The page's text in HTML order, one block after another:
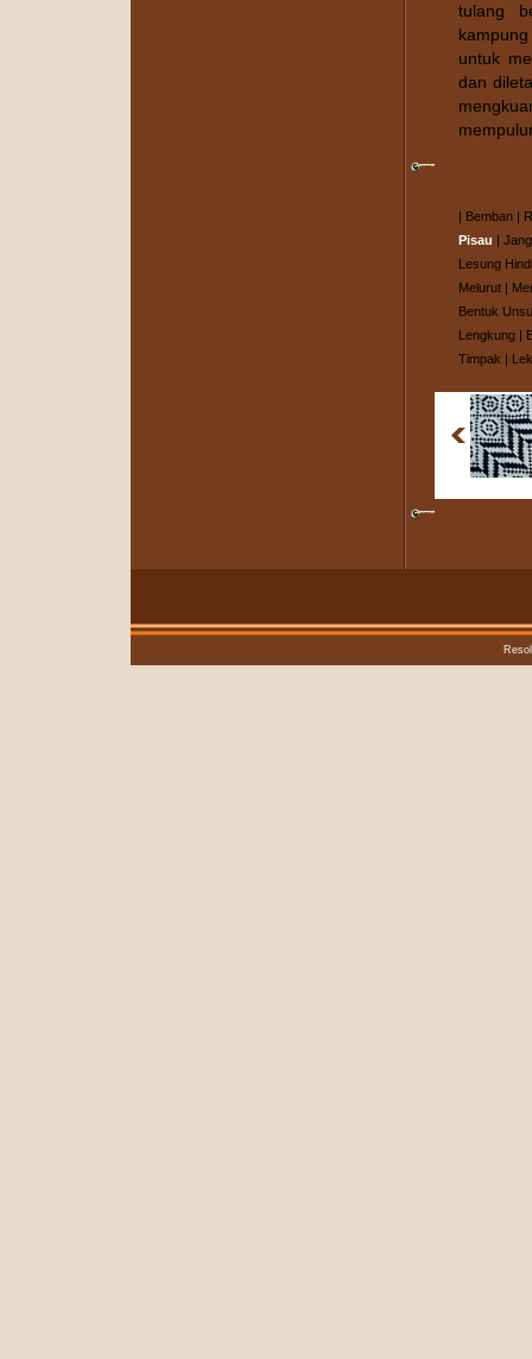
tulang
untuk
dan
| Bemban |
Pisau |
Lesung
Melurut |
Bentuk
Lengkung |
Timpak |